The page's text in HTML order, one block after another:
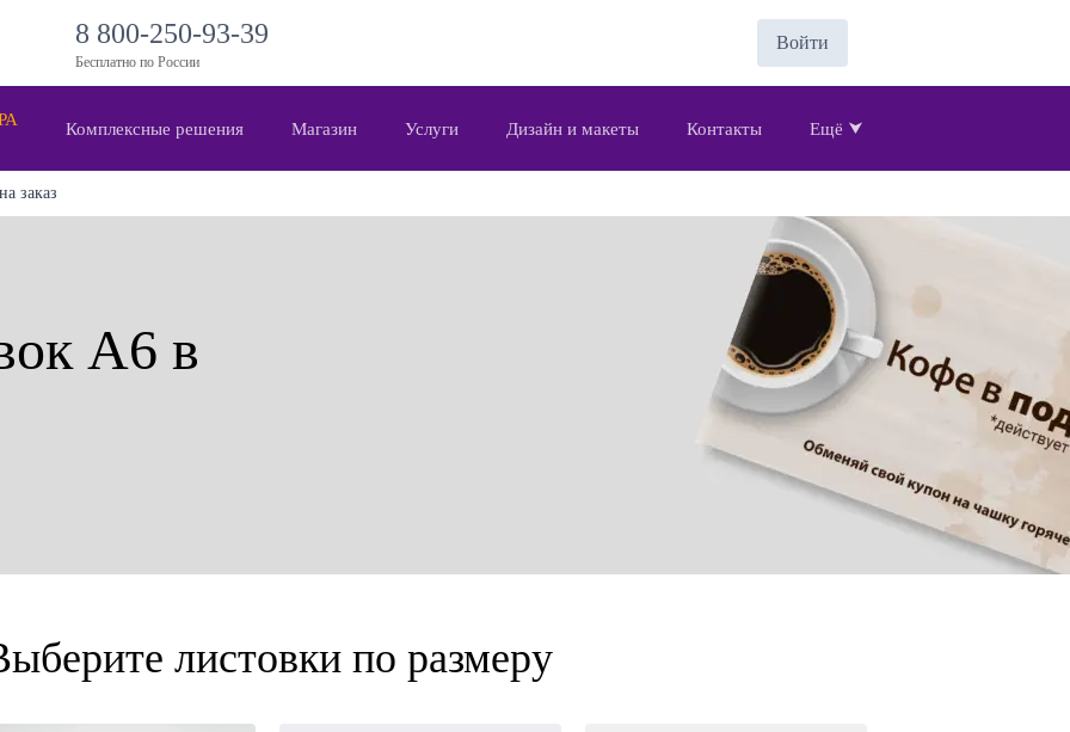
8 800-250-93-39
Бесплатно по России
Войти
Комплексные решения Магазин Услуги Дизайн и макеты Контакты Ещё ⮟
заказ
А6 в
листовки по размеру